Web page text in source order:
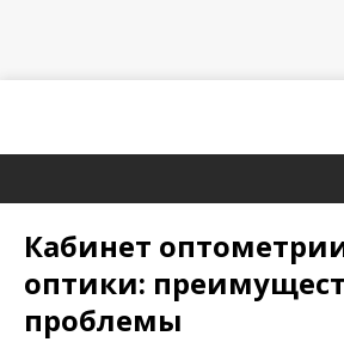
Кабинет
оптики:
проблемы